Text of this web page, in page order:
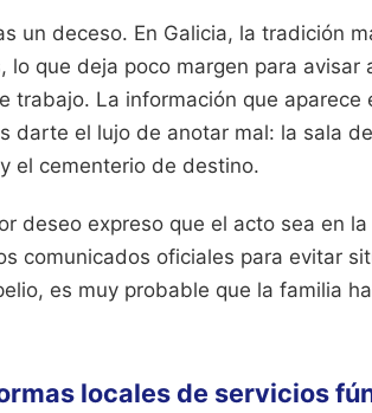
un deceso. En Galicia, la tradición
lo que deja poco margen para avisar
trabajo. La información que aparece
darte el lujo de anotar mal: la sala
el cementerio de destino.
deseo expreso que el acto sea en
comunicados oficiales para evitar
es muy probable que la familia
locales de servicios